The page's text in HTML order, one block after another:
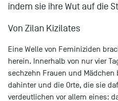
indem sie ihre Wut auf die
Von Zilan Kizilates
Eine Welle von Feminiziden
herein. Innerhalb von nur vier
sechzehn Frauen und Mädchen
dahinter und die Orte, die sie
verdeutlichen vor allem eines: